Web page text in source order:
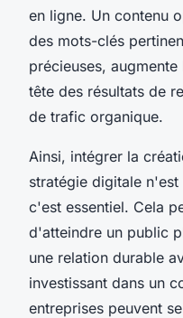
en ligne. Un contenu
des mots-clés
précieuses,
tête des résultats de
de trafic organique.
Ainsi, intégrer la
stratégie digitale
c'est essentiel. Cela
d'atteindre un public
une relation durable
investissant dans un
entreprises peuvent